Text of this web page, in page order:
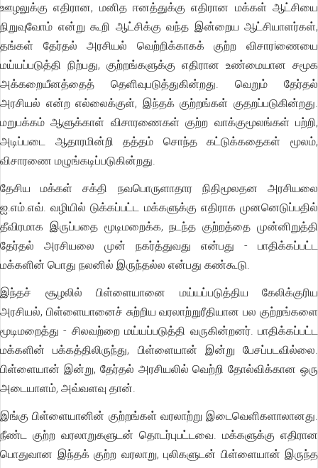
ஊழலுக்கு எதிரான, மனித ஈனத்துக்கு எதிரான மக்கள் ஆட்சியை
நிறுவுவோம் என்று கூறி ஆட்சிக்கு வந்த இன்றைய ஆட்சியாளர்கள்,
தங்கள் தேர்தல் அரசியல் வெற்றிக்காகக் குற்ற விசாரiணையை
மய்யப்படுத்தி நிற்பது, குற்றங்களுக்கு எதிரான உண்மையான சமூக
அக்கறையீனத்தைத் தெளிவுபடுத்துகின்றது. வெறும் தேர்தல்
அரசியல் என்ற எல்லைக்குள், இந்தக் குற்றங்கள் குதறப்படுகின்றது.
மறுபக்கம் ஆளுக்காள் விசாரணைகள் குற்ற வாக்குமூலங்கள் பற்றி,
அடிப்படை ஆதாரமின்றி தத்தம் சொந்த கட்டுக்கதைகள் மூலம்,
விசாரணை மழுங்கடிப்படுகின்றது.
தேசிய மக்கள் சக்தி நவபொருளாதார நிதிமூலதன அரசியலை
ஐ.எம்.எவ். வழியில் டுக்கப்பட்ட மக்களுக்கு எதிராக முனனெடுப்பதில்
தீவிரமாக இருப்பதை மூடிமறைக்க, நடந்த குற்றத்தை முன்னிறுத்தி
தேர்தல் அரசியலை முன் நகர்த்துவது என்பது - பாதிக்கப்பட்ட
மக்களின் பொது நலனில் இருந்தல்ல என்பது கண்கூடு.
இந்தச் சூழலில் பிள்ளையானை மய்யப்படுத்திய கேலிக்குரிய
அரசியல், பிள்ளையானைச் சுற்றிய வரலாற்றுரீதியான பல குற்றங்களை
மூடிமறைத்து - சிலவற்றை மய்யப்படுத்தி வருகின்றனர். பாதிக்கப்பட்ட
மக்களின் பக்கத்திலிருந்து, பிள்ளையான் இன்று பேசப்படவில்லை.
பிள்ளையான் இன்று, தேர்தல் அரசியலில் வெற்றி தோல்விக்கான ஒரு
அடையாளம், அவ்வளவு தான்.
இங்கு பிள்ளையானின் குற்றங்கள் வரலாற்று இடைவெளிகளாலானது.
நீண்ட குற்ற வரலாறுகளுடன் தொடர்புபட்டவை. மக்களுக்கு எதிரான
பொதுவான இந்தக் குற்ற வரலாறு, புலிகளுடன் பிள்ளையான் இருந்த